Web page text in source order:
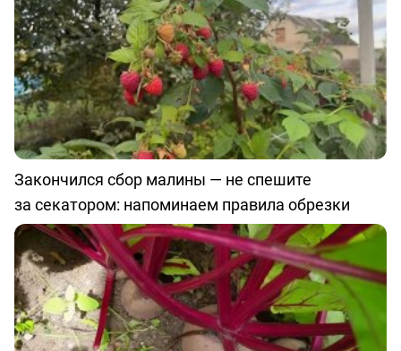
Закончился сбор малины — не спешите
за секатором: напоминаем правила обрезки